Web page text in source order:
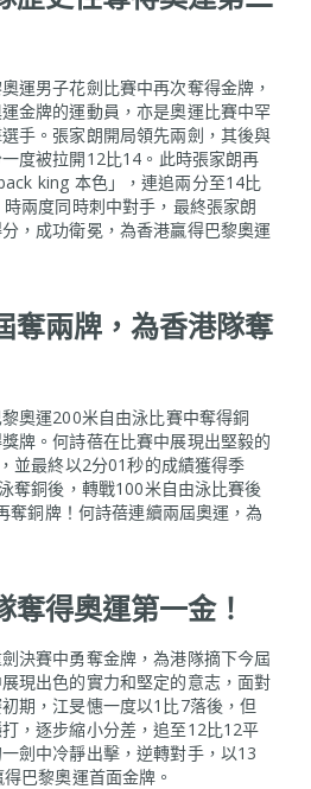
運男子花劍比賽中再次奪得金牌，
金牌的運動員，亦是奧運比賽中罕
手。張家朗開局領先兩劍，其後與
度被拉開12比14。此時張家朗再
king 本色」，連追兩分至14比
兩度同時刺中對手，最終張家朗
，成功衛冕，為香港贏得巴黎奧運
奪兩牌，為香港隊奪
奧運200米自由泳比賽中奪得銅
牌。何詩蓓在比賽中展現出堅毅的
並最終以2分01秒的成績獲得季
奪銅後，轉戰100米自由泳比賽後
奪銅牌！何詩蓓連續兩屆奧運，為
奪得奧運第一金！
決賽中勇奪金牌，為港隊摘下今屆
現出色的實力和堅定的意志，面對
期，江旻憓一度以1比7落後，但
，逐步縮小分差，追至12比12平
劍中冷靜出擊，逆轉對手，以13
巴黎奧運首面金牌。